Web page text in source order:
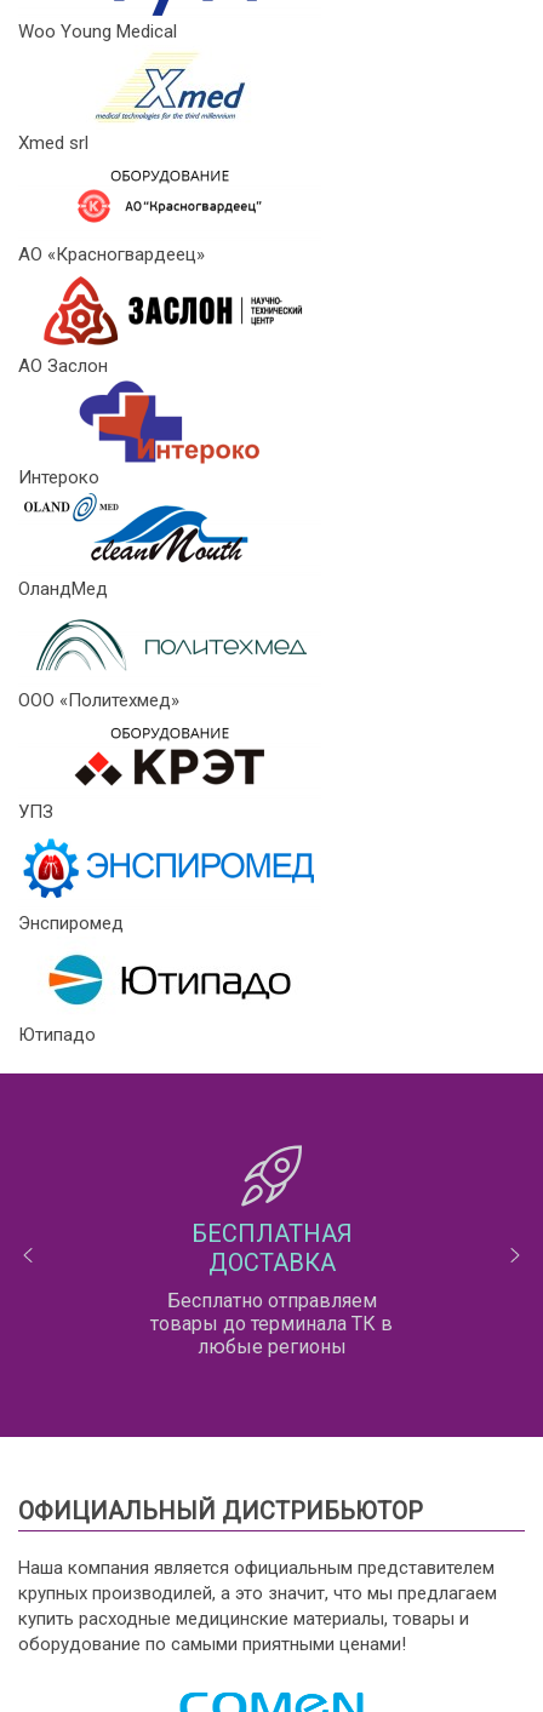
Woo Young Medical
Xmed srl
АО «Красногвардеец»
АО Заслон
Интероко
ОландМед
ООО «Политехмед»
УПЗ
Энспиромед
Ютипадо
БЕСПЛАТНАЯ
ДОСТАВКА
Бесплатно отправляем
товары до терминала ТК в
любые регионы
ОФИЦИАЛЬНЫЙ ДИСТРИБЬЮТОР
Наша компания является официальным представителем
крупных производилей, а это значит, что мы предлагаем
купить расходные медицинские материалы, товары и
оборудование по самыми приятными ценами!